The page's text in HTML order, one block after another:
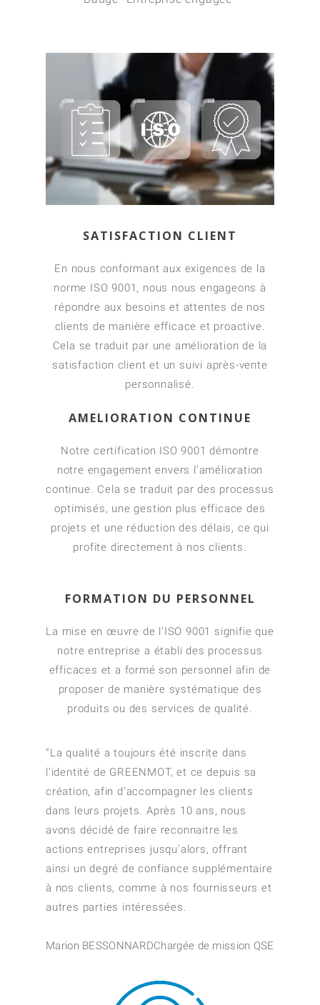
SATISFACTION CLIENT
En nous conformant aux exigences de la
norme ISO 9001, nous nous engageons à
répondre aux besoins et attentes de nos
clients de manière efficace et proactive.
Cela se traduit par une amélioration de la
satisfaction client et un suivi après-vente
personnalisé.
AMELIORATION CONTINUE
Notre certification ISO 9001 démontre
notre engagement envers l’amélioration
continue. Cela se traduit par des processus
optimisés, une gestion plus efficace des
projets et une réduction des délais, ce qui
profite directement à nos clients.
FORMATION DU PERSONNEL
La mise en œuvre de l’ISO 9001 signifie que
notre entreprise a établi des processus
efficaces et a formé son personnel afin de
proposer de manière systématique des
produits ou des services de qualité.
”La qualité a toujours été inscrite dans
l'identité de GREENMOT, et ce depuis sa
création, afin d'accompagner les clients
dans leurs projets. Après 10 ans, nous
avons décidé de faire reconnaitre les
actions entreprises jusqu'alors, offrant
ainsi un degré de confiance supplémentaire
à nos clients, comme à nos fournisseurs et
autres parties intéressées.
Marion BESSONNARDChargée de mission QSE